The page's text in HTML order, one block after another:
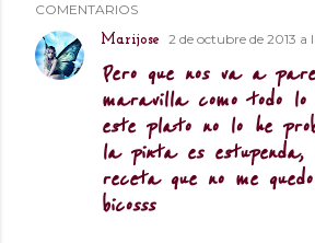
COMENTARIOS
Marijose 2 de octubre de 2013 a
Pero que nos va a
maravilla como todo lo
este plato no lo he
la pinta es
receta que no me
bicosss